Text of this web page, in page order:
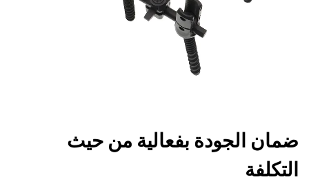
ضمان الجودة بفعالية من حيث
التكلفة